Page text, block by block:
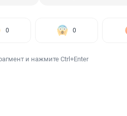
0 0
и нажмите Ctrl+Enter